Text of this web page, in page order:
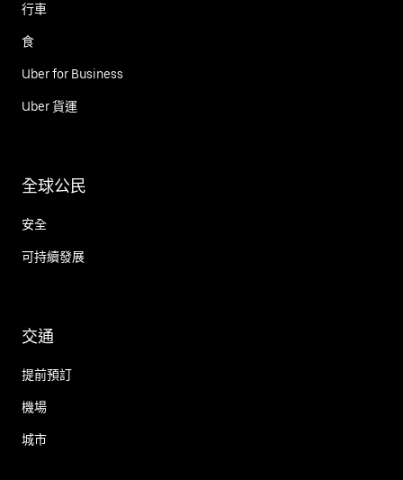
行車
食
Uber for Business
Uber 貨運
全球公民
安全
可持續發展
交通
提前預訂
機場
城市